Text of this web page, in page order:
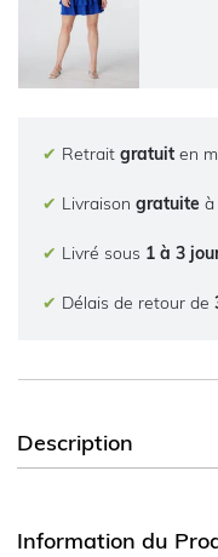
✔ Retrait gratuit en
✔ Livraison gratuite à
✔ Livré sous 1 à 3
✔ Délais de retour de
Description
Information du